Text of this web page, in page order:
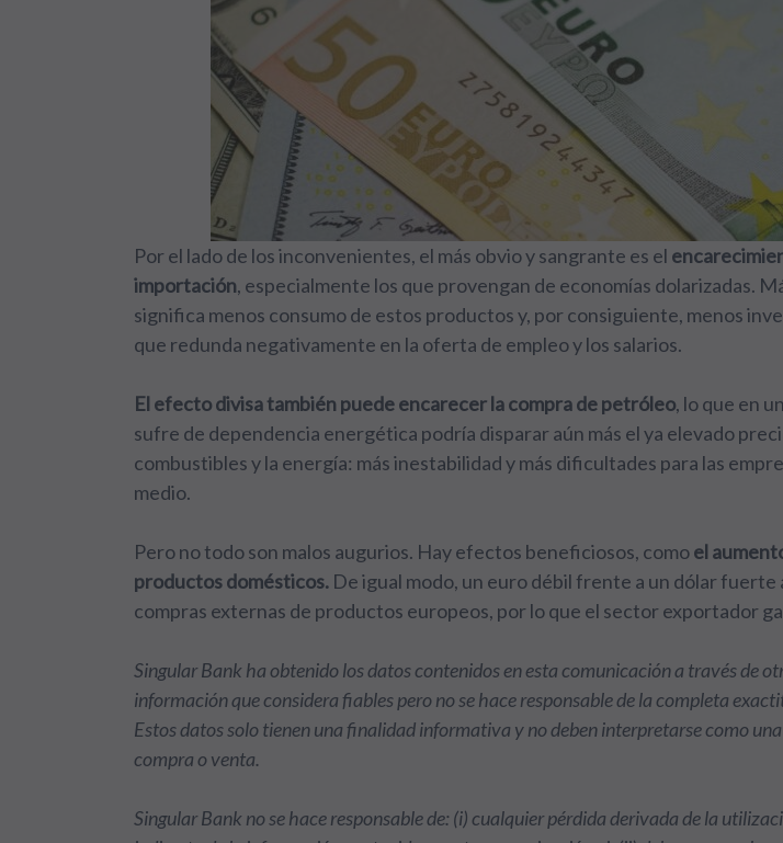
Por el lado de los inconvenientes, el más obvio y sangrante es el
importación, especialmente los que provengan de economías dolarizadas.
significa menos consumo de estos productos y, por consiguiente, menos
que redunda negativamente en la oferta de empleo y los salarios.
El efecto divisa también puede encarecer la compra de petróleo, lo que en
sufre de dependencia energética podría disparar aún más el ya elevado
combustibles y la energía: más inestabilidad y más dificultades para las
medio.
Pero no todo son malos augurios. Hay efectos beneficiosos, comoel
productos domésticos. De igual modo, un euro débil frente a un dólar fuerte
compras externas de productos europeos, por lo que el sector exportador
Singular Bank ha obtenido los datos contenidos en esta comunicación a través de
información que considera fiables pero no se hace responsable de la completa
Estos datos solo tienen una finalidad informativa y no deben interpretarse como
compra o venta.
Singular Bank no se hace responsable de: (i) cualquier pérdida derivada de la